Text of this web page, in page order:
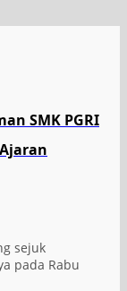
SMK PGRI
sejuk
pada Rabu